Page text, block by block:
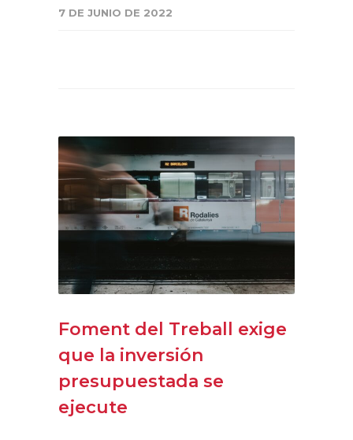
7 DE JUNIO DE 2022
Foment del Treball exige
que la inversión
presupuestada se
ejecute